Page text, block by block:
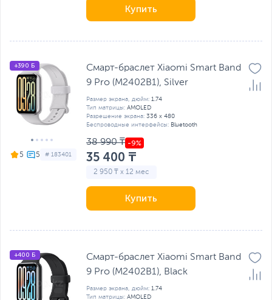
Купить
5 # 183401
+390 Б
Смарт-браслет Xiaomi Smart Band
9 Pro (M2402B1), Silver
Размер экрана, дюйм: 1.74
Тип матрицы: AMOLED
Разрешение экрана: 336 x 480
Беспроводные интерфейсы: Bluetooth
38 990 ₸
35 400 ₸
2 950 ₸ x 12 мес
Купить
+400 Б
Смарт-браслет Xiaomi Smart Band
9 Pro (M2402B1), Black
Размер экрана, дюйм: 1.74
Тип матрицы: AMOLED